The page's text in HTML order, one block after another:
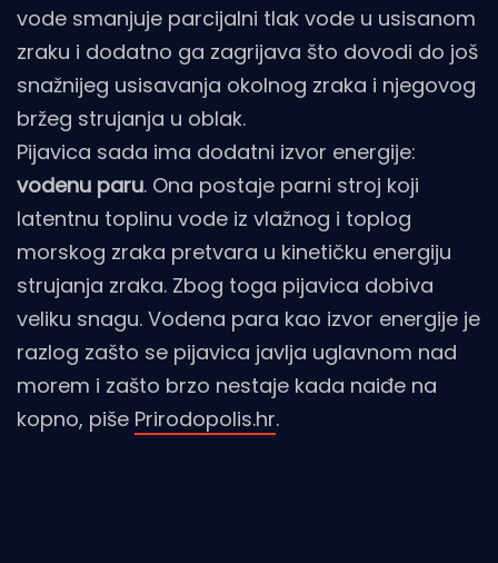
vode smanjuje parcijalni tlak vode u usisanom
zraku i dodatno ga zagrijava što dovodi do još
snažnijeg usisavanja okolnog zraka i njegovog
bržeg strujanja u oblak.
Pijavica sada ima dodatni izvor energije:
vodenu paru. Ona postaje parni stroj koji
latentnu toplinu vode iz vlažnog i toplog
morskog zraka pretvara u kinetičku energiju
strujanja zraka. Zbog toga pijavica dobiva
veliku snagu. Vodena para kao izvor energije je
razlog zašto se pijavica javlja uglavnom nad
morem i zašto brzo nestaje kada naiđe na
kopno, piše Prirodopolis.hr.